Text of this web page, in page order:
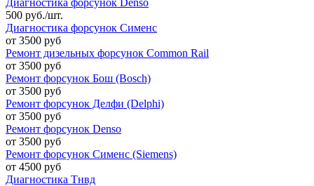
500 руб./шт.
Диагностика форсунок Сименс
от 3500 руб
Ремонт дизельных форсунок Common Rail
от 3500 руб
Ремонт форсунок Бош (Bosch)
от 3500 руб
Ремонт форсунок Делфи (Delphi)
от 3500 руб
Ремонт форсунок Denso
от 3500 руб
Ремонт форсунок Сименс (Siemens)
от 4500 руб
Диагностика Тнвд